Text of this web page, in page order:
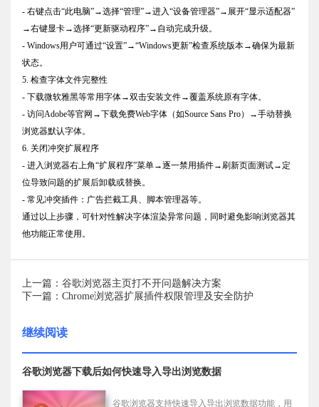
- 右键点击“此电脑”→选择“管理”→进入“设备管理器”→展开“显示适配器”
→右键显卡→选择“更新驱动程序”→自动完成升级。
- Windows用户可通过“设置”→“Windows更新”检查系统版本→确保为最新
状态。
5. 检查字体文件完整性
- 下载微软雅黑等常用字体→双击安装文件→覆盖系统原有字体。
- 访问Adobe等官网→下载免费Web字体（如Source Sans Pro）→手动替换
浏览器默认字体。
6. 关闭冲突扩展程序
- 进入浏览器右上角“扩展程序”菜单→逐一禁用插件→刷新页面测试→定
位导致问题的扩展后卸载或替换。
- 常见冲突插件：广告拦截工具、脚本管理器等。
通过以上步骤，可针对性解决字体渲染异常问题，同时避免影响浏览器其
他功能正常使用。
上一篇：谷歌浏览器主页打不开问题解决方案
下一篇：Chrome浏览器扩展插件权限管理及安全防护
继续阅读
谷歌浏览器下载后如何快速导入导出浏览数据
谷歌浏览器支持快速导入导出浏览数据功能，用